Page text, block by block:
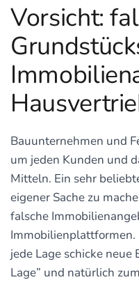
Vorsicht:
Bauunternehmen und
um jeden Kunden und
Mitteln. Ein sehr
eigener Sache zu
falsche
jede Lage schicke
Lage” und natürlich